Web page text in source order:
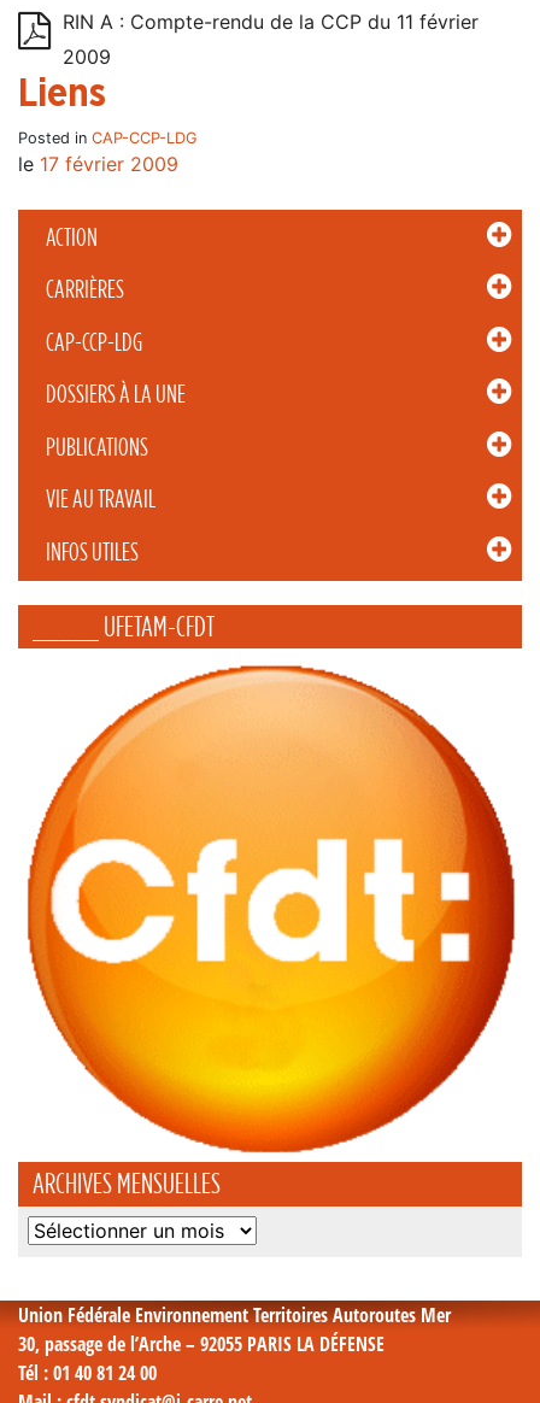
ACTION
CARRIÈRES
CAP-CCP-LDG
DOSSIERS À LA UNE
PUBLICATIONS
VIE AU TRAVAIL
INFOS UTILES
_____ UFETAM-CFDT
ARCHIVES MENSUELLES
Archives
RIN A : Compte-rendu de la CCP du 11 février
2009
Liens
Posted in CAP-CCP-LDG
le 17 février 2009
Union Fédérale Environnement Territoires Autoroutes Mer
30, passage de l’Arche – 92055 PARIS LA DÉFENSE
Tél : 01 40 81 24 00